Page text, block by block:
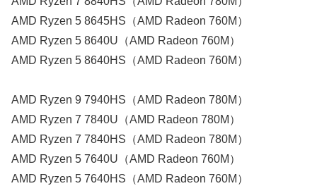
AMD Ryzen 5 8645HS（AMD Radeon 760M）
AMD Ryzen 5 8640U（AMD Radeon 760M）
AMD Ryzen 5 8640HS（AMD Radeon 760M）
AMD Ryzen 9 7940HS（AMD Radeon 780M）
AMD Ryzen 7 7840U（AMD Radeon 780M）
AMD Ryzen 7 7840HS（AMD Radeon 780M）
AMD Ryzen 5 7640U（AMD Radeon 760M）
AMD Ryzen 5 7640HS（AMD Radeon 760M）